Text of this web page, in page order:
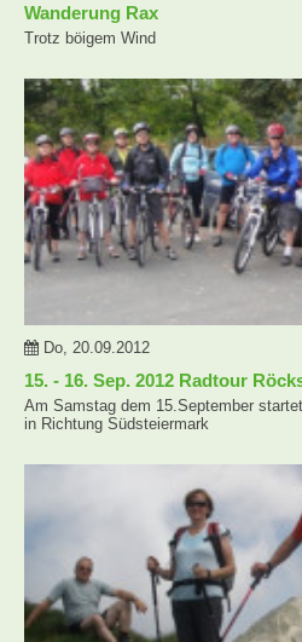
Wanderung Rax
Trotz böigem Wind
Do, 20.09.2012
15. - 16. Sep. 2012 Radtour
Am Samstag dem 15.September
in Richtung Südsteiermark